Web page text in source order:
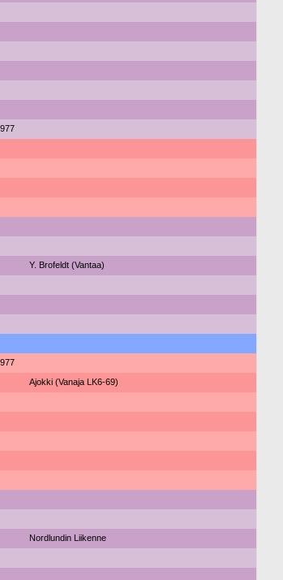
Y. Brofeldt (Vantaa)
Ajokki (Vanaja LK6-69)
Nordlundin Liikenne